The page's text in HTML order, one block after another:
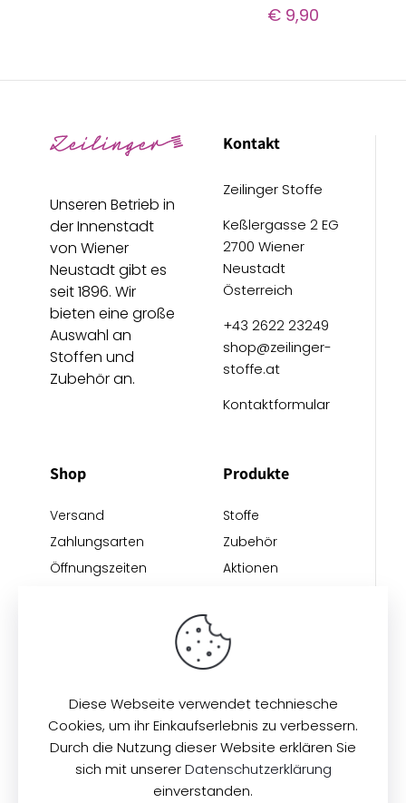
€9,90
Unseren Betrieb in
der Innenstadt
von Wiener
Neustadt gibt es
seit 1896. Wir
bieten eine große
Auswahl an
Stoffen und
Zubehör an.
Kontakt
Zeilinger Stoffe
Keßlergasse 2 EG
2700 Wiener
Neustadt
Österreich
+43 2622 23249
shop@zeilinger-
stoffe.at
Kontaktformular
Shop
Versand
Zahlungsarten
Öffnungszeiten
Produkte
Stoffe
Zubehör
Aktionen
© 2026Zeilinger Stoffe. Alle Rechte
vorbehalten.
Diese Webseite verwendet techniesche
Cookies, um ihr Einkaufserlebnis zu verbessern.
Durch die Nutzung dieser Website erklären Sie
sich mit unsererDatenschutzerklärung
einverstanden.